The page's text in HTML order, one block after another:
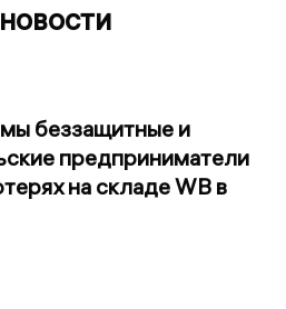
беззащитные и
предприниматели
на складе WB в